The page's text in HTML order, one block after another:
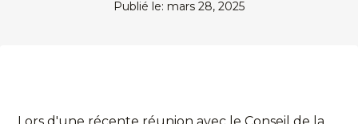
Publié le: mars 28, 2025